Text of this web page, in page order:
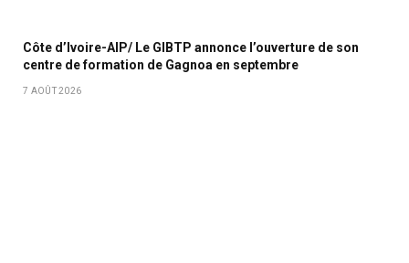
Côte d’Ivoire-AIP/ Le GIBTP annonce l’ouverture de son
centre de formation de Gagnoa en septembre
7 AOÛT 2026